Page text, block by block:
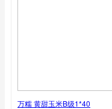
万糯 黄甜玉米B级1*40